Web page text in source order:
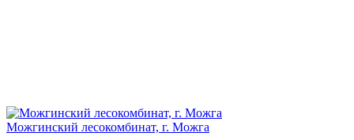
Можгинский лесокомбинат, г. Можга